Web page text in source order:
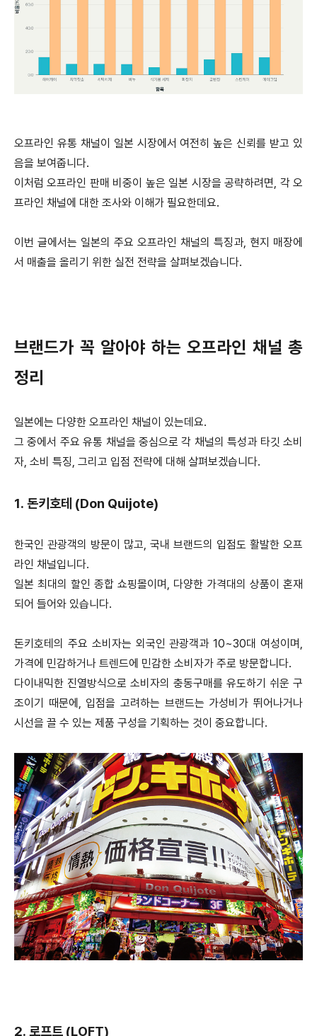
오프라인 유통 채널이 일본 시장에서 여전히 높은 신뢰를 받고 있
음을 보여줍니다.
이처럼 오프라인 판매 비중이 높은 일본 시장을 공략하려면, 각 오
프라인 채널에 대한 조사와 이해가 필요한데요.
이번 글에서는 일본의 주요 오프라인 채널의 특징과, 현지 매장에
서 매출을 올리기 위한 실전 전략을 살펴보겠습니다.
브랜드가 꼭 알아야 하는 오프라인 채널 총
정리
일본에는 다양한 오프라인 채널이 있는데요.
그 중에서 주요 유통 채널을 중심으로 각 채널의 특성과 타깃 소비
자, 소비 특징, 그리고 입점 전략에 대해 살펴보겠습니다.
1. 돈키호테 (Don Quijote)
한국인 관광객의 방문이 많고, 국내 브랜드의 입점도 활발한 오프
라인 채널입니다.
일본 최대의 할인 종합 쇼핑몰이며, 다양한 가격대의 상품이 혼재
되어 들어와 있습니다.
돈키호테의 주요 소비자는 외국인 관광객과 10~30대 여성이며,
가격에 민감하거나 트렌드에 민감한 소비자가 주로 방문합니다.
다이내믹한 진열방식으로 소비자의 충동구매를 유도하기 쉬운 구
조이기 때문에, 입점을 고려하는 브랜드는 가성비가 뛰어나거나
시선을 끌 수 있는 제품 구성을 기획하는 것이 중요합니다.
2. 로프트 (LOFT)